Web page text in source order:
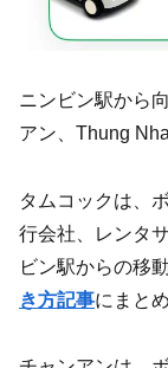
ニンビン駅から
アン、Thung
タムコックは、
行会社、レンタ
ビン駅からの移
き方記事にまとめ